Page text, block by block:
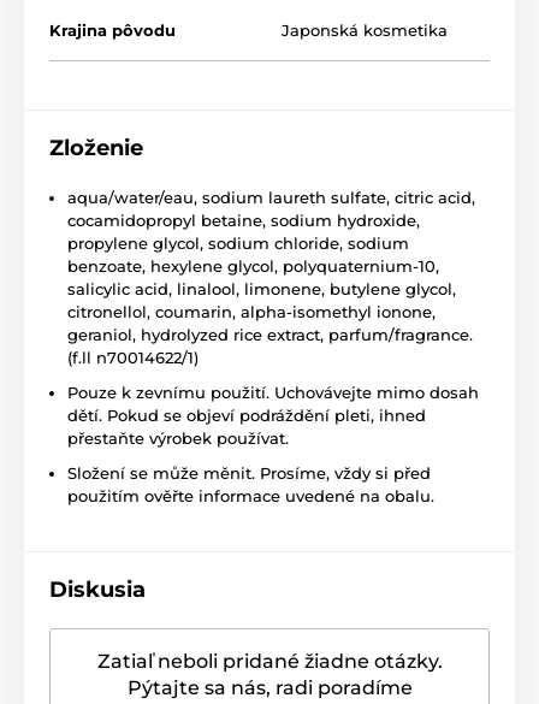
Krajina pôvodu Japonská kosmetika
Zloženie
aqua/water/eau, sodium laureth sulfate, citric acid,
cocamidopropyl betaine, sodium hydroxide,
propylene glycol, sodium chloride, sodium
benzoate, hexylene glycol, polyquaternium-10,
salicylic acid, linalool, limonene, butylene glycol,
citronellol, coumarin, alpha-isomethyl ionone,
geraniol, hydrolyzed rice extract, parfum/fragrance.
(f.ll n70014622/1)
Pouze k zevnímu použití. Uchovávejte mimo dosah
dětí. Pokud se objeví podráždění pleti, ihned
přestaňte výrobek používat.
Složení se může měnit. Prosíme, vždy si před
použitím ověřte informace uvedené na obalu.
Diskusia
Zatiaľ neboli pridané žiadne otázky.
Pýtajte sa nás, radi poradíme